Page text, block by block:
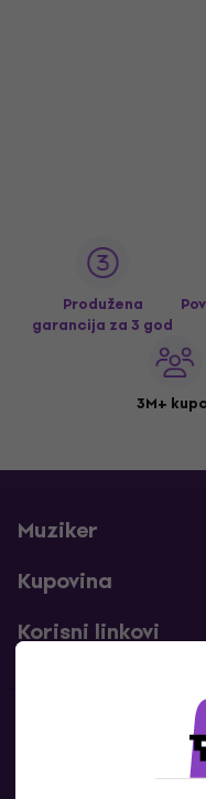
Produžena
garancija za 3 god
3M+
Muziker
Kupovina
Korisni linkovi